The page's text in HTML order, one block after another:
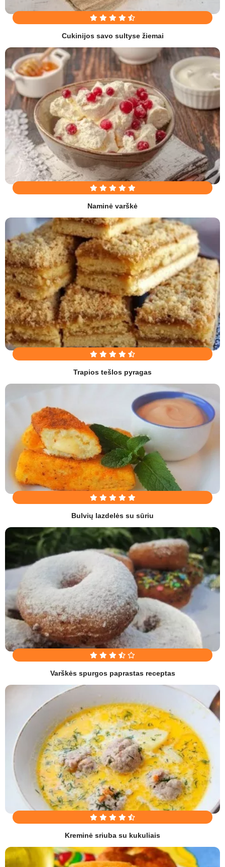
Cukinijos savo sultyse žiemai
Naminė varškė
Trapios tešlos pyragas
Bulvių lazdelės su sūriu
Varškės spurgos paprastas receptas
Kreminė sriuba su kukuliais